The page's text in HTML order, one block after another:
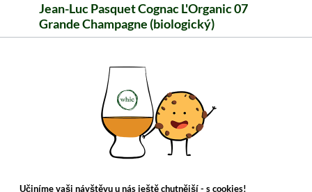
Jean-Luc Pasquet Cognac L'Organic 07
Grande Champagne (biologický)
skleničky na cognac. Dopřejte si tento dobře
Obsah: 0.7 Litr (69,99 €/Litr)
včetně DPH, bez nákladů na dopravu
Učiníme vaši návštěvu u nás ještě chutnější - s cookies!